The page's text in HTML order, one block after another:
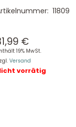
11809
€
19% MwSt.
Versand
vorrätig